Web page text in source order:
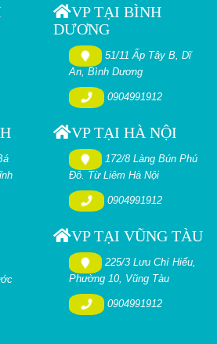
VP TẠI BÌNH
DƯƠNG
51/11 Ấp Tây B, Dĩ
An, Bình Dương
0904991912
VP TẠI HÀ NỘI
172/8 Làng Bún Phú
Đô. Từ Liêm Hà Nội
0904991912
VP TẠI VŨNG TÀU
225/3 Lưu Chí Hiếu,
Phường 10, Vũng Tàu
0904991912